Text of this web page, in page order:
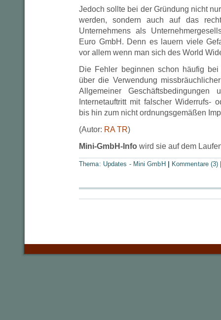
Jedoch sollte bei der Gründung nicht
werden, sondern auch auf das
Unternehmens als
Euro GmbH. Denn es lauern viele
vor allem wenn man sich des World
Die Fehler beginnen schon häufig
über die Verwendung
Allgemeiner
Internetauftritt mit falscher Widerrufs-
bis hin zum nicht ordnungsgemäßen
(Autor: RA TR)
Mini-GmbH-Info wird sie auf dem
Thema: Updates - Mini GmbH Kommentare (3)